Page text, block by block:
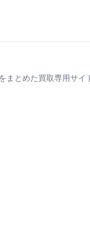
とめた買取専用サイ